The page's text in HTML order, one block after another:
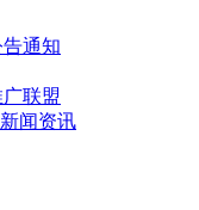
通知
联盟
新闻资讯